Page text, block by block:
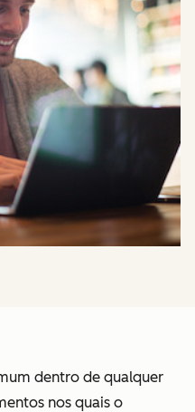
dentro de qualquer
nos quais o